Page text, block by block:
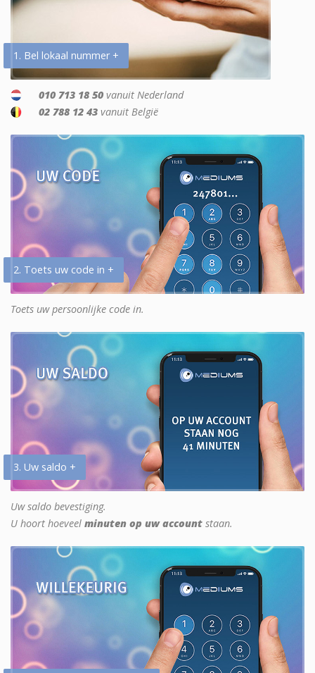
1. Bel lokaal nummer +
010 713 18 50 vanuit Nederland
02 788 12 43 vanuit België
2. Toets uw code in +
Toets uw persoonlijke code in.
3. Uw saldo +
Uw saldo bevestiging.
U hoort hoeveel minuten op uw account staan.